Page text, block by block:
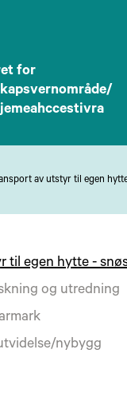
for
av utstyr til egen
til egen hytte -
og utredning
nybygg